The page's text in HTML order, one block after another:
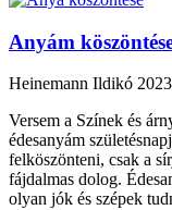
Anyám
Heinemann Ildikó
Versem a Színek és
édesanyám
felköszönteni, csak a
fájdalmas dolog.
olyan jók és szépek